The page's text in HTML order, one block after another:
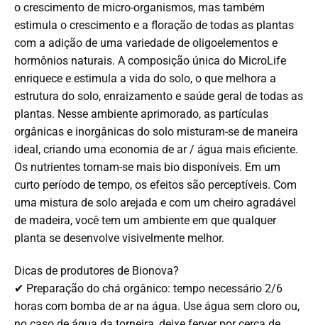
o crescimento de micro-organismos, mas também
estimula o crescimento e a floração de todas as plantas
com a adição de uma variedade de oligoelementos e
hormônios naturais. A composição única do MicroLife
enriquece e estimula a vida do solo, o que melhora a
estrutura do solo, enraizamento e saúde geral de todas as
plantas. Nesse ambiente aprimorado, as partículas
orgânicas e inorgânicas do solo misturam-se de maneira
ideal, criando uma economia de ar / água mais eficiente.
Os nutrientes tornam-se mais bio disponíveis. Em um
curto período de tempo, os efeitos são perceptíveis. Com
uma mistura de solo arejada e com um cheiro agradável
de madeira, você tem um ambiente em que qualquer
planta se desenvolve visivelmente melhor.
Dicas de produtores de Bionova?
✔ Preparação do chá orgânico: tempo necessário 2/6
horas com bomba de ar na água. Use água sem cloro ou,